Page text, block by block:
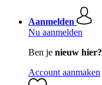
Aanmelden
Nu aanmelden
Ben je nieuw hier?
Account aanmaken